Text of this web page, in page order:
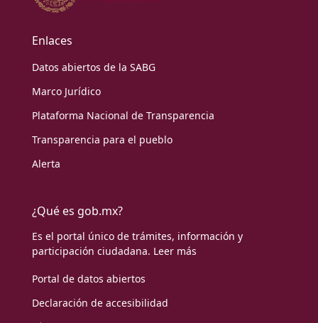
Enlaces
Datos abiertos de la SABG
Marco Jurídico
Plataforma Nacional de Transparencia
Transparencia para el pueblo
Alerta
¿Qué es gob.mx?
Es el portal único de trámites, información y
participación ciudadana. Leer más
Portal de datos abiertos
Declaración de accesibilidad